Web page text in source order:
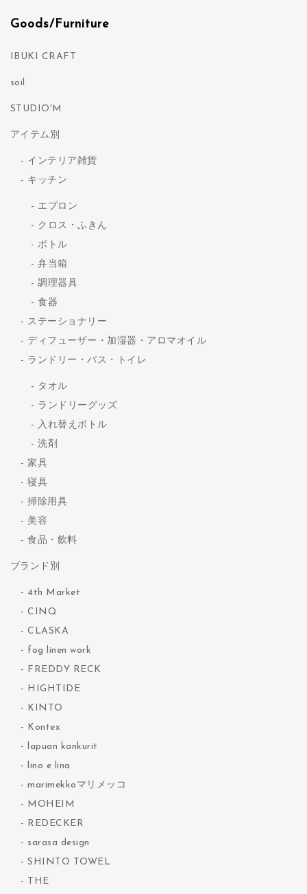
Goods/Furniture
IBUKI CRAFT
soil
STUDIO'M
アイテム別
インテリア雑貨
キッチン
エプロン
クロス・ふきん
ボトル
弁当箱
調理器具
食器
ステーショナリー
ディフューザー・加湿器・アロマオイル
ランドリー・バス・トイレ
タオル
ランドリーグッズ
入れ替えボトル
洗剤
家具
寝具
掃除用具
美容
食品・飲料
ブランド別
4th Market
CINQ
CLASKA
fog linen work
FREDDY RECK
HIGHTIDE
KINTO
Kontex
lapuan kankurit
lino e lina
marimekkoマリメッコ
MOHEIM
REDECKER
sarasa design
SHINTO TOWEL
THE